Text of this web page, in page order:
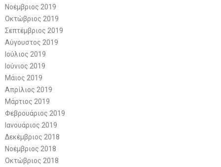
Νοέμβριος 2019
Οκτώβριος 2019
Σεπτέμβριος 2019
Αύγουστος 2019
Ιούλιος 2019
Ιούνιος 2019
Μάιος 2019
Απρίλιος 2019
Μάρτιος 2019
Φεβρουάριος 2019
Ιανουάριος 2019
Δεκέμβριος 2018
Νοέμβριος 2018
Οκτώβριος 2018